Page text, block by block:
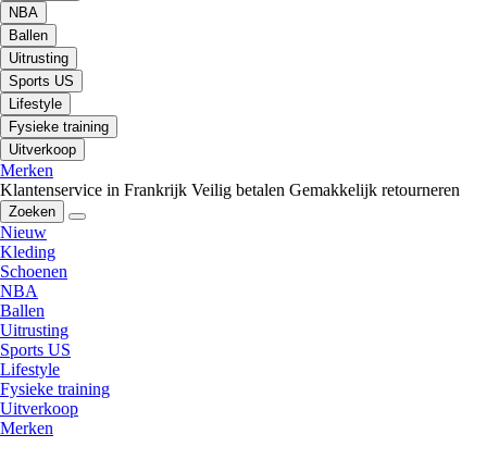
NBA
Ballen
Uitrusting
Sports US
Lifestyle
Fysieke training
Uitverkoop
Merken
Klantenservice in Frankrijk Veilig betalen Gemakkelijk retourneren
Zoeken
Nieuw
Kleding
Schoenen
NBA
Ballen
Uitrusting
Sports US
Lifestyle
Fysieke training
Uitverkoop
Merken